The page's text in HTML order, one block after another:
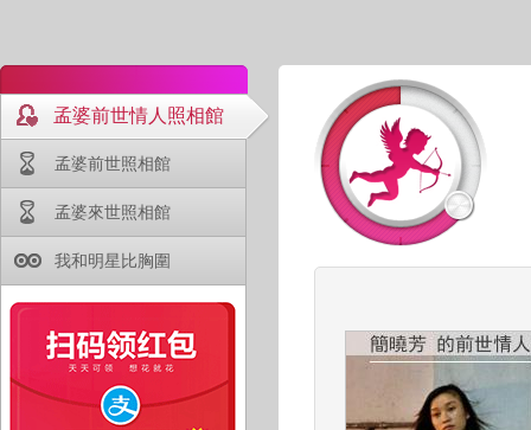
孟婆前世情人照相館
孟婆前世照相館
孟婆來世照相館
我和明星比胸圍